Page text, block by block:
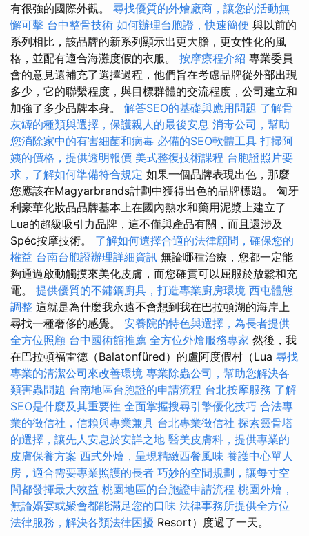
有很強的國際外觀。 尋找優質的外燴廠商，讓您的活動無
懈可擊 台中整骨技術 如何辦理台胞證，快速簡便 與以前的
系列相比，該品牌的新系列顯示出更大膽，更女性化的風
格，並配有適合海灘度假的衣服。 按摩療程介紹 專業委員
會的意見還補充了選擇過程，他們旨在考慮品牌從外部出現
多少，它的聯繫程度，與目標群體的交流程度，公司建立和
加強了多少品牌本身。 解答SEO的基礎與應用問題 了解骨
灰罈的種類與選擇，保護親人的最後安息 消毒公司，幫助
您消除家中的有害細菌和病毒 必備的SEO軟體工具 打掃阿
姨的價格，提供透明報價 美式整復技術課程 台胞證照片要
求，了解如何準備符合規定 如果一個品牌表現出色，那麼
您應該在Magyarbrands計劃中獲得出色的品牌標題。 匈牙
利豪華化妝品品牌基本上在國內熱水和藥用泥漿上建立了
Lua的超級吸引力品牌，這不僅與產品有關，而且還涉及
Spéc按摩技術。 了解如何選擇合適的法律顧問，確保您的
權益 台南台胞證辦理詳細資訊 無論哪種治療，您都一定能
夠通過啟動觸摸來美化皮膚，而您確實可以屈服於放鬆和充
電。 提供優質的不鏽鋼廚具，打造專業廚房環境 西屯體態
調整 這就是為什麼我永遠不會想到我在巴拉頓湖的海岸上
尋找一種奢侈的感覺。 安養院的特色與選擇，為長者提供
全方位照顧 台中國術館推薦 全方位外燴服務專家 然後，我
在巴拉頓福雷德（Balatonfüred）的盧阿度假村（Lua 尋找
專業的清潔公司來改善環境 專業除蟲公司，幫助您解決各
類害蟲問題 台南地區台胞證的申請流程 台北按摩服務 了解
SEO是什麼及其重要性 全面掌握搜尋引擎優化技巧 合法專
業的徵信社，信賴與專業兼具 台北專業徵信社 探索靈骨塔
的選擇，讓先人安息於安詳之地 醫美皮膚科，提供專業的
皮膚保養方案 西式外燴，呈現精緻西餐風味 養護中心單人
房，適合需要專業照護的長者 巧妙的空間規劃，讓每寸空
間都發揮最大效益 桃園地區的台胞證申請流程 桃園外燴，
無論婚宴或聚會都能滿足您的口味 法律事務所提供全方位
法律服務，解決各類法律困擾 Resort）度過了一天。